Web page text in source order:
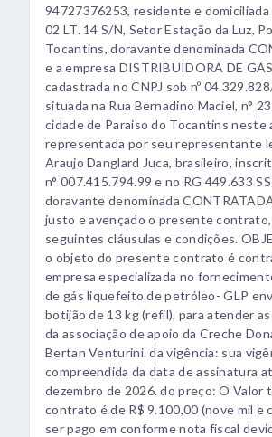
94727376253, residente e domiciliada
02 LT. 14 S/N, Setor Estação da Luz,
Tocantins, doravante denominada
e a empresa DISTRIBUIDORA DE
cadastrada no CNPJ sob nº
situada na Rua Bernadino Maciel, n°
cidade de Paraiso do Tocantins neste
representada por seu representante
Araujo Danglard Juca, brasileiro,
n° 007.415.794.99 e no RG 449.633
doravante denominada
justo e avençado o presente
seguintes cláusulas e condições.
o objeto do presente contrato é
empresa especializada no
de gás liquefeito de petróleo- GLP
botijão de 13 kg (refil), para atender
da associação de apoio da Creche
Bertan Venturini. da vigência: sua
compreendida da data de assinatura
dezembro de 2026. do preço: O Valor
contrato é de R$ 9.100,00 (nove mil e
ser pago em conforme nota fiscal